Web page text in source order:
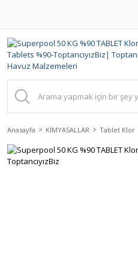
Anasayfa KİMYASALLAR Tablet Klor